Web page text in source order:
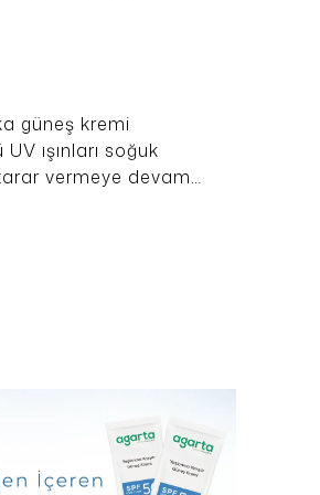
güneş kremi
ışınları soğuk
vermeye devam